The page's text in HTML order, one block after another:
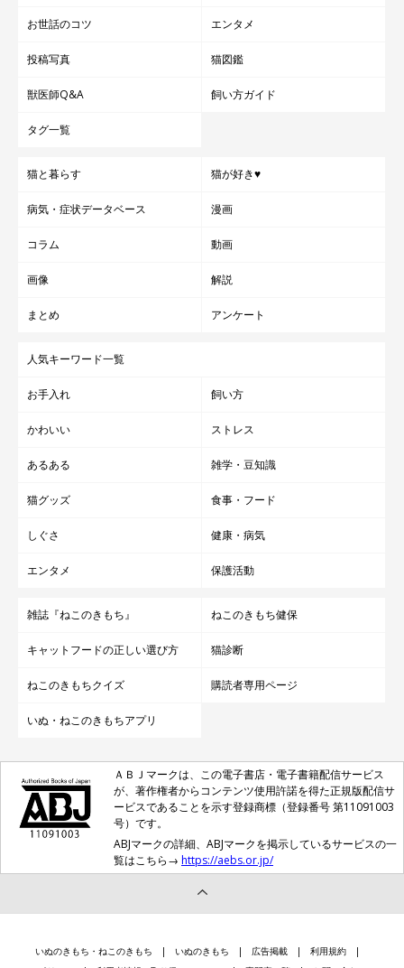
お世話のコツ エンタメ
投稿写真 猫図鑑
獣医師Q&A 飼い方ガイド
タグ一覧
猫と暮らす 猫が好き♥
病気・症状データベース 漫画
コラム 動画
画像 解説
まとめ アンケート
人気キーワード一覧
お手入れ 飼い方
かわいい ストレス
あるある 雑学・豆知識
猫グッズ 食事・フード
しぐさ 健康・病気
エンタメ 保護活動
雑誌『ねこのきもち』 ねこのきもち健保
キャットフードの正しい選び方 猫診断
ねこのきもちクイズ 購読者専用ページ
いぬ・ねこのきもちアプリ
ＡＢＪマークは、この電子書店・電子書籍配信サービス
が、著作権者からコンテンツ使用許諾を得た正規版配信サ
ービスであることを示す登録商標（登録番号 第11091003
号）です。
ABJマークの詳細、ABJマークを掲示しているサービスの一
覧はこちら→ https://aebs.or.jp/
いぬのきもち・ねこのきもち いぬのきもち 広告掲載
利用規約